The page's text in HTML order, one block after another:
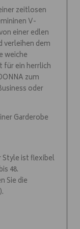
zeitlosen
V-
einer edlen
verleihen dem
weiche
ein herrlich
zum
oder
Garderobe
Style ist flexibel
48.
Sie die